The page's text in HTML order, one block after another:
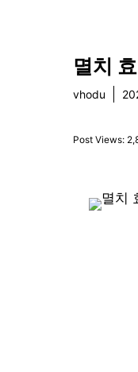
멸치
vhodu
Post Views: